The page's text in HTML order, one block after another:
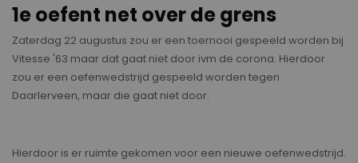
1e oefent net over de grens
Zaterdag 22 augustus zou er een toernooi gespeeld worden bij
Vitesse '63 maar dat gaat niet door ivm de corona. Hierdoor
zou er een oefenwedstrijd gespeeld worden tegen
Daarlerveen, maar die gaat niet door.
Hierdoor is er ruimte gekomen voor een nieuwe oefenwedstrijd.